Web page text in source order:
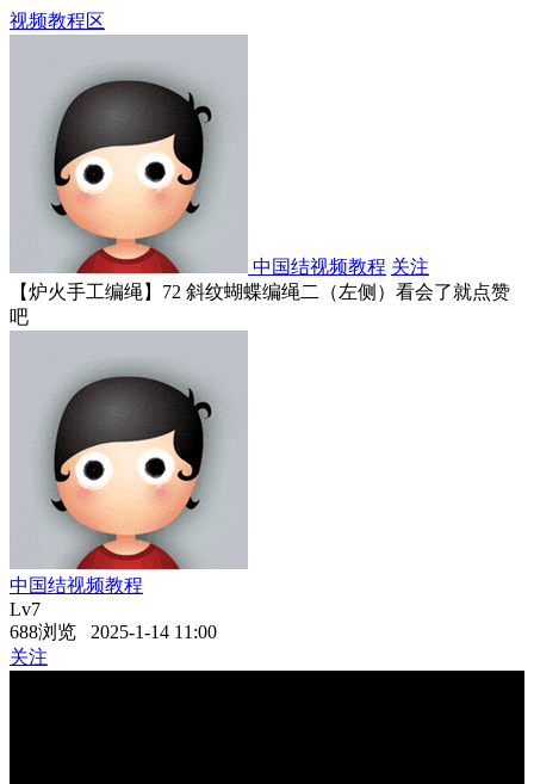
视频教程区
中国结视频教程 关注
【炉火手工编绳】72 斜纹蝴蝶编绳二（左侧）看会了就点赞
吧
中国结视频教程
Lv7
688浏览 2025-1-14 11:00
关注